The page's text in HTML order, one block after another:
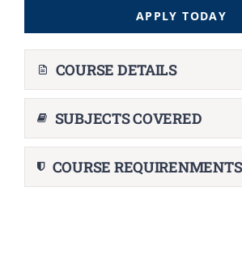
APPLY TODAY
COURSE DETAILS
SUBJECTS COVERED
COURSE REQUIRENMENTS